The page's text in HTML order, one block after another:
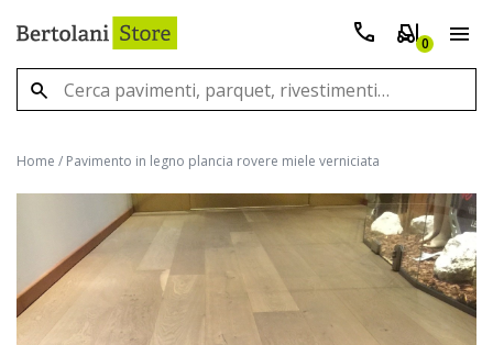
0
Home / Pavimento in legno plancia rovere miele verniciata